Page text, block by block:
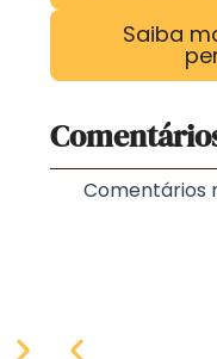
Saiba
Comentários